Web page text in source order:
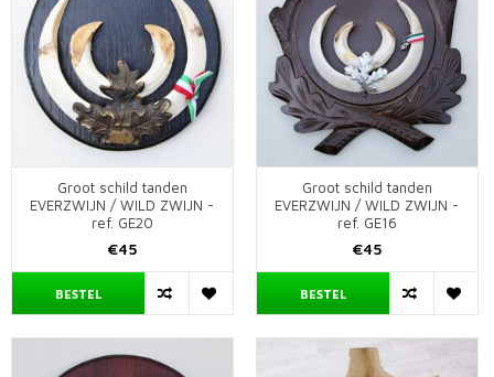
Groot schild tanden
EVERZWIJN / WILD ZWIJN -
ref. GE20
€45
BESTEL
Groot schild tanden
EVERZWIJN / WILD ZWIJN -
ref. GE16
€45
BESTEL